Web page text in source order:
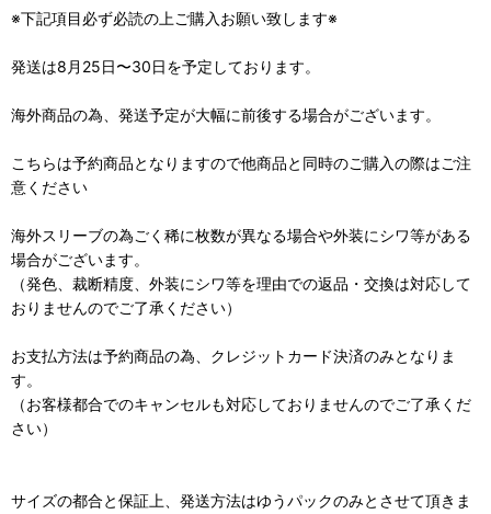
※下記項目必ず必読の上ご購入お願い致します※
発送は8月25日〜30日を予定しております。
海外商品の為、発送予定が大幅に前後する場合がございます。
こちらは予約商品となりますので他商品と同時のご購入の際はご注
意ください
海外スリーブの為ごく稀に枚数が異なる場合や外装にシワ等がある
場合がございます。
（発色、裁断精度、外装にシワ等を理由での返品・交換は対応して
おりませんのでご了承ください）
お支払方法は予約商品の為、クレジットカード決済のみとなりま
す。
（お客様都合でのキャンセルも対応しておりませんのでご了承くだ
さい）
サイズの都合と保証上、発送方法はゆうパックのみとさせて頂きま